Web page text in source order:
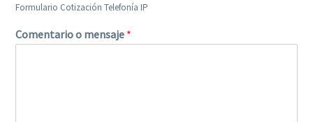
Formulario Cotización Telefonía IP
Comentario o mensaje *